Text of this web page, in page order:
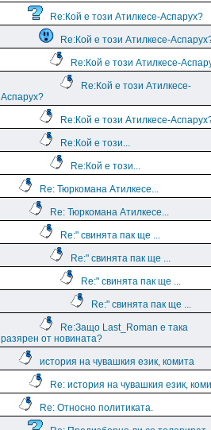
Re:Кой е този Атилкесе-Аспарух?
Re:Кой е този Атилкесе-
Re:Кой е този Атилкесе-
Re:Кой е този Атилкесе-
Аспарух?
Re:Кой е този Атилкесе-
Re:Кой е този...
Re:Кой е този...
Re: Тюркомана Атилкесе...
Re: Тюркомана Атилкесе...
Re:" свинята пак ще ...
Re:" свинята пак ще ...
Re:" свинята пак ще ...
Re:" свинята пак ще ...
Re:Защо Last_Roman e така
разярен от новината?
история на чувашкия език, комита
Re: история на чувашкия език,
Re: Относно политиката.